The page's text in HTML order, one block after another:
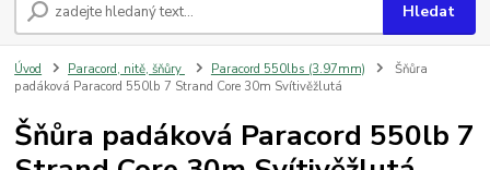
Hledat
Úvod Paracord, nitě, šňůry Paracord 550lbs (3.97mm)
Šňůra
padáková Paracord 550lb 7 Strand Core 30m Svítivěžlutá
Šňůra padáková Paracord 550lb 7